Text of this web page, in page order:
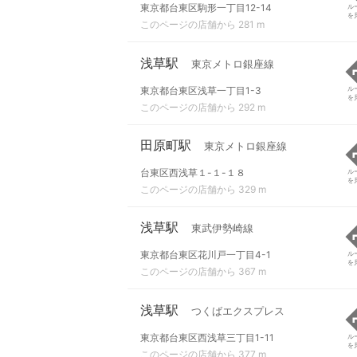
東京都台東区駒形一丁目12-14
このページの店舗から 281 m
ル
を
浅草駅 東京メトロ銀座線
東京都台東区浅草一丁目1-3
このページの店舗から 292 m
ル
を
田原町駅 東京メトロ銀座線
台東区西浅草１-１-１８
このページの店舗から 329 m
ル
を
浅草駅 東武伊勢崎線
東京都台東区花川戸一丁目4-1
このページの店舗から 367 m
ル
を
浅草駅 つくばエクスプレス
東京都台東区西浅草三丁目1-11
このページの店舗から 377 m
ル
を